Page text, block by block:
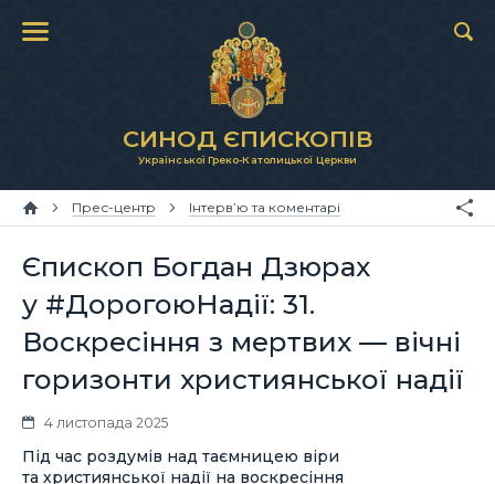
СИНОД ЄПИСКОПІВ
Української Греко-Католицької Церкви
Прес-центр Інтерв’ю та коментарі
Єпископ Богдан Дзюрах
у #ДорогоюНадії: 31.
Воскресіння з мертвих — вічні
горизонти християнської надії
4 листопада 2025
Під час роздумів над таємницею віри
та християнської надії на воскресіння